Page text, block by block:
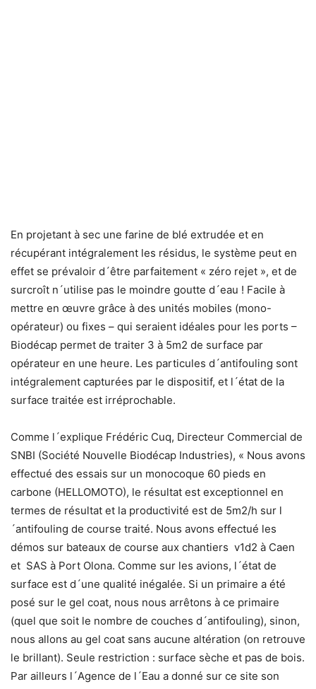
En projetant à sec une farine de blé extrudée et en
récupérant intégralement les résidus, le système peut en
effet se prévaloir d´être parfaitement « zéro rejet », et de
surcroît n´utilise pas le moindre goutte d´eau ! Facile à
mettre en œuvre grâce à des unités mobiles (mono-
opérateur) ou fixes – qui seraient idéales pour les ports –
Biodécap permet de traiter 3 à 5m2 de surface par
opérateur en une heure. Les particules d´antifouling sont
intégralement capturées par le dispositif, et l´état de la
surface traitée est irréprochable.
Comme l´explique Frédéric Cuq, Directeur Commercial de
SNBI (Société Nouvelle Biodécap Industries), « Nous avons
effectué des essais sur un monocoque 60 pieds en
carbone (HELLOMOTO), le résultat est exceptionnel en
termes de résultat et la productivité est de 5m2/h sur l
´antifouling de course traité. Nous avons effectué les
démos sur bateaux de course aux chantiers v1d2 à Caen
et SAS à Port Olona. Comme sur les avions, l´état de
surface est d´une qualité inégalée. Si un primaire a été
posé sur le gel coat, nous nous arrêtons à ce primaire
(quel que soit le nombre de couches d´antifouling), sinon,
nous allons au gel coat sans aucune altération (on retrouve
le brillant). Seule restriction : surface sèche et pas de bois.
Par ailleurs l´Agence de l´Eau a donné sur ce site son